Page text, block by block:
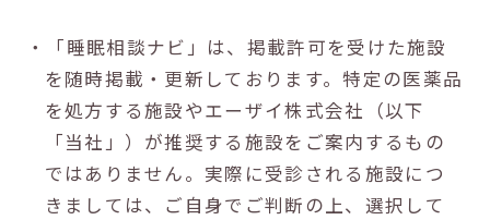
・「睡眠相談ナビ」は、掲載許可を受けた施設
を随時掲載・更新しております。特定の医薬品
を処方する施設やエーザイ株式会社（以下
「当社」）が推奨する施設をご案内するもの
ではありません。実際に受診される施設につ
きましては、ご自身でご判断の上、選択して